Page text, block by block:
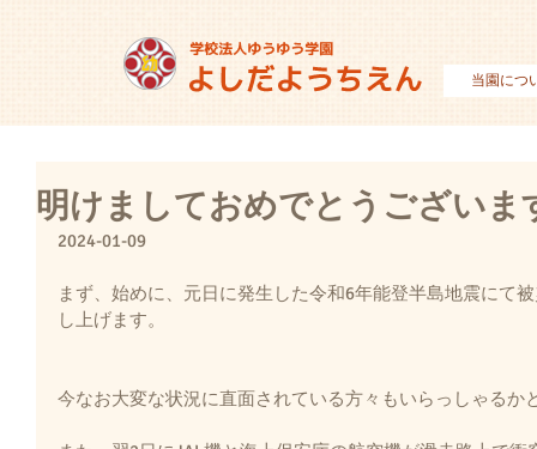
当園につ
明けましておめでとうございま
2024-01-09
まず、始めに、元日に発生した令和6年能登半島地震にて
し上げます。
今なお大変な状況に直面されている方々もいらっしゃるか